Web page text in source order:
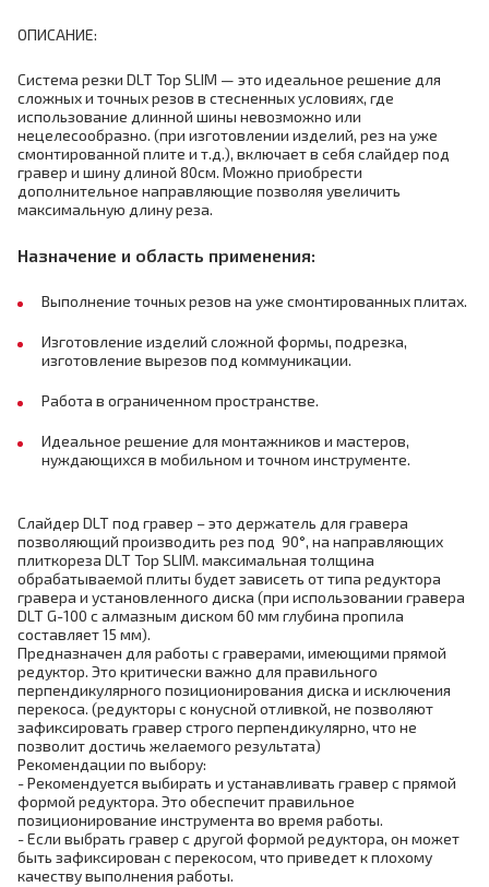
ОПИСАНИЕ:
Система резки DLT Top SLIM — это идеальное решение для
сложных и точных резов в стесненных условиях, где
использование длинной шины невозможно или
нецелесообразно. (при изготовлении изделий, рез на уже
смонтированной плите и т.д.), включает в себя слайдер под
гравер и шину длиной 80см. Можно приобрести
дополнительное направляющие позволяя увеличить
максимальную длину реза.
Назначение и область применения:
Выполнение точных резов на уже смонтированных плитах.
Изготовление изделий сложной формы, подрезка,
изготовление вырезов под коммуникации.
Работа в ограниченном пространстве.
Идеальное решение для монтажников и мастеров,
нуждающихся в мобильном и точном инструменте.
Слайдер DLT под гравер – это держатель для гравера
позволяющий производить рез под 90°, на направляющих
плиткореза DLT Top SLIM. максимальная толщина
обрабатываемой плиты будет зависеть от типа редуктора
гравера и установленного диска (при использовании гравера
DLT G-100 с алмазным диском 60 мм глубина пропила
составляет 15 мм).
Предназначен для работы с граверами, имеющими прямой
редуктор. Это критически важно для правильного
перпендикулярного позиционирования диска и исключения
перекоса. (редукторы с конусной отливкой, не позволяют
зафиксировать гравер строго перпендикулярно, что не
позволит достичь желаемого результата)
Рекомендации по выбору:
- Рекомендуется выбирать и устанавливать гравер с прямой
формой редуктора. Это обеспечит правильное
позиционирование инструмента во время работы.
- Если выбрать гравер с другой формой редуктора, он может
быть зафиксирован с перекосом, что приведет к плохому
качеству выполнения работы.